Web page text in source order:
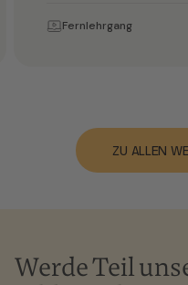
Fernlehrgang
ZU ALLEN
Werde Teil